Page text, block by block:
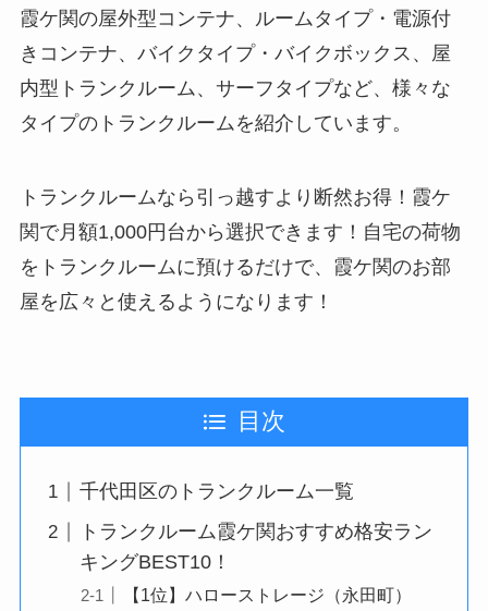
霞ケ関の屋外型コンテナ、ルームタイプ・電源付
きコンテナ、バイクタイプ・バイクボックス、屋
内型トランクルーム、サーフタイプなど、様々な
タイプのトランクルームを紹介しています。
トランクルームなら引っ越すより断然お得！霞ケ
関で月額1,000円台から選択できます！自宅の荷物
をトランクルームに預けるだけで、霞ケ関のお部
屋を広々と使えるようになります！
目次
千代田区のトランクルーム一覧
トランクルーム霞ケ関おすすめ格安ラン
キングBEST10！
【1位】ハローストレージ（永田町）